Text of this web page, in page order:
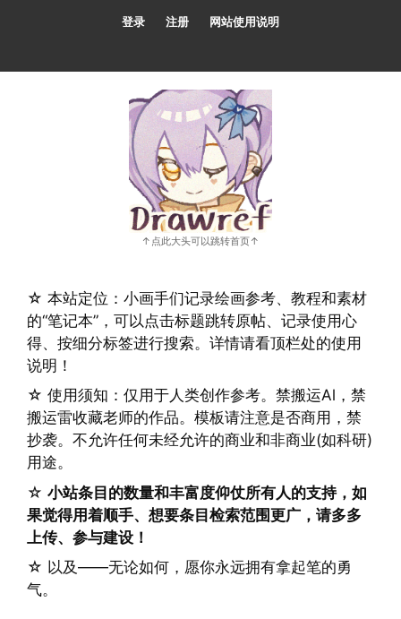
容
登录 注册 网站使用说明
☆ 本站定位：小画手们记录绘画参考、教程和素材
的“笔记本”，可以点击标题跳转原帖、记录使用心
得、按细分标签进行搜索。详情请看顶栏处的使用
说明！
☆ 使用须知：仅用于人类创作参考。禁搬运Al，禁
搬运雷收藏老师的作品。模板请注意是否商用，禁
抄袭。不允许任何未经允许的商业和非商业(如科研)
用途。
☆ 小站条目的数量和丰富度仰仗所有人的支持，如
果觉得用着顺手、想要条目检索范围更广，请多多
上传、参与建设！
☆ 以及——无论如何，愿你永远拥有拿起笔的勇
气。